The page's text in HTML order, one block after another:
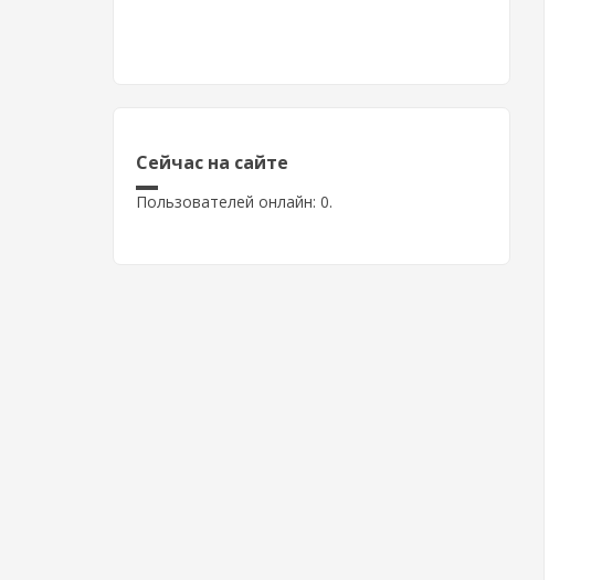
Сейчас на сайте
Пользователей онлайн: 0.